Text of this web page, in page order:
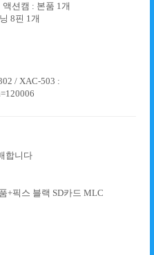
션캠 : 본품 1개
8핀 1개
/ XAC-503 :
합니다
+픽스 블랙 SD카드 MLC